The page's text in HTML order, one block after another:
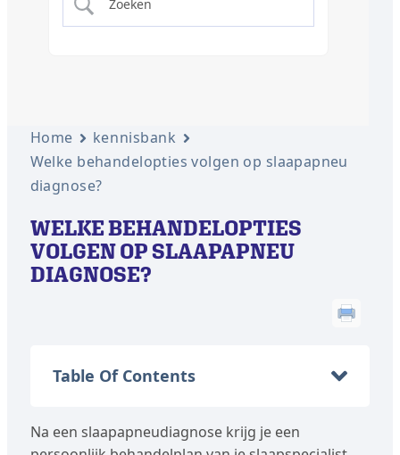
Home
kennisbank
Welke behandelopties volgen op slaapapneu
diagnose?
WELKE BEHANDELOPTIES
VOLGEN OP SLAAPAPNEU
DIAGNOSE?
Table Of Contents
Na een slaapapneudiagnose krijg je een